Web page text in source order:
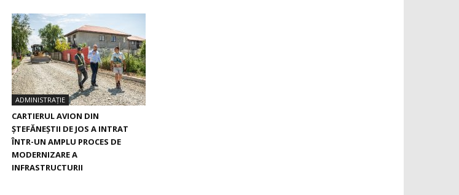
ADMINISTRAȚIE
CARTIERUL AVION DIN
ŞTEFĂNEŞTII DE JOS A INTRAT
ÎNTR-UN AMPLU PROCES DE
MODERNIZARE A
INFRASTRUCTURII